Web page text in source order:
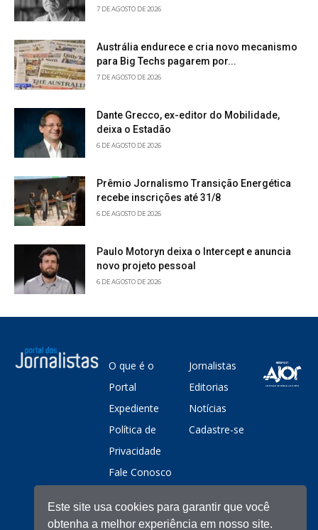
7 DE AGOSTO DE 2026
Austrália endurece e cria novo mecanismo
para Big Techs pagarem por...
7 DE AGOSTO DE 2026
Dante Grecco, ex-editor do Mobilidade,
deixa o Estadão
6 DE AGOSTO DE 2026
Prêmio Jornalismo Transição Energética
recebe inscrições até 31/8
6 DE AGOSTO DE 2026
Paulo Motoryn deixa o Intercept e anuncia
novo projeto pessoal
6 DE AGOSTO DE 2026
O que é o
Portal
Expediente
Política de
Privacidade
Fale Conosco
Jornalistas
Editorias
Notícias
Cadastre-se
Este site usa cookies para garantir que você
obtenha a melhor experiência em nosso site.